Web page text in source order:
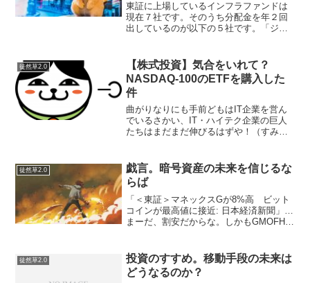
東証に上場しているインフラファンドは
現在７社です。そのうち分配金を年２回
出しているのが以下の５社です。「ジャ
ナディアン・ソーラー・インフラ投資法
人」「日本再生可能...
徒然草2.0
【株式投資】気合をいれて？
NASDAQ-100のETFを購入した
件
曲がりなりにも手前どもはIT企業を営ん
でいるさかい、IT・ハイテク企業の巨人
たちはまだまだ伸びるはずや！（すみま
ってというか…他力本願じゃーないです
が「NEXT FUN...
徒然草2.0
戯言。暗号資産の未来を信じるな
らば
「＜東証＞マネックスGが8%高 ビット
コインが最高値に接近: 日本経済新聞」…
まーだ、割安だからな。しかもGMOFHも
を下げないといけないがJQSから東証一
部へ...
徒然草2.0
投資のすすめ。移動手段の未来は
どうなるのか？